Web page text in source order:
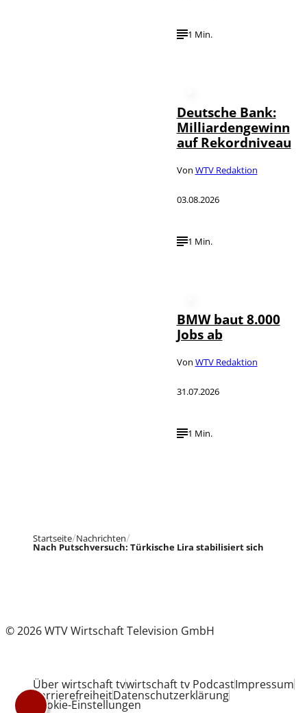
1 Min.
Deutsche Bank:
Milliardengewinn
auf Rekordniveau
Von WTV Redaktion
03.08.2026
1 Min.
BMW baut 8.000
Jobs ab
Von WTV Redaktion
31.07.2026
1 Min.
Startseite Nachrichten
Nach Putschversuch: Türkische Lira stabilisiert sich
© 2026 WTV Wirtschaft Television GmbH
Über wirtschaft tvwirtschaft tv PodcastImpressum
BarrierefreiheitDatenschutzerklärung
Cookie-Einstellungen